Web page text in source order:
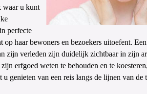
waar u kunt
perfecte
op haar bewoners en bezoekers uitoefent.
zijn verleden zijn duidelijk zichtbaar in zijn
erfgoed weten te behouden en te
genieten van een reis langs de lijnen van